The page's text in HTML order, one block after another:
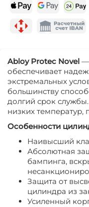
Abloy Protec Novel —
обеспечивает
экстремальных
большинству
долгий срок
низких температур,
Особенности
Наивысший
Абсолютная
бампинга,
Защита от
цилиндра из
Усиленный